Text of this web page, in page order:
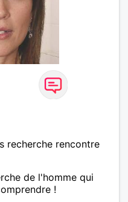
recherche rencontre
de l'homme qui
!